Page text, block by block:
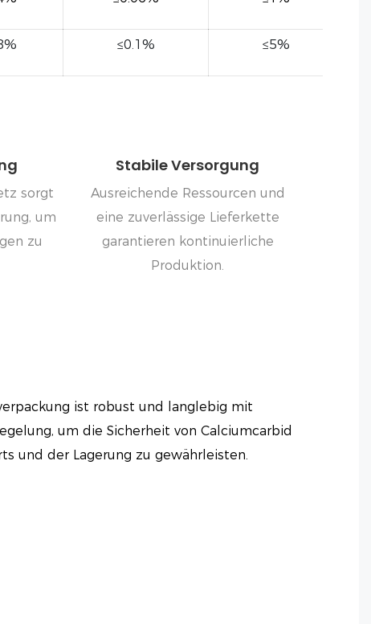
≤0.1% ≤5%
sorgt
um
zu
Stabile Versorgung
Ausreichende Ressourcen und
eine zuverlässige Lieferkette
garantieren kontinuierliche
Produktion.
ist robust und langlebig mit
um die Sicherheit von Calciumcarbid
und der Lagerung zu gewährleisten.